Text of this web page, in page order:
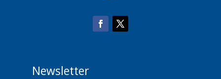
Newsletter